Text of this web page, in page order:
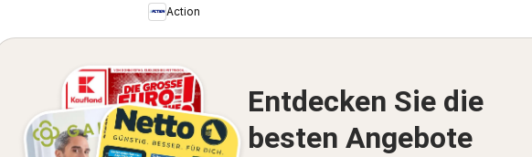
Action
Entdecken Sie die
besten Angebote